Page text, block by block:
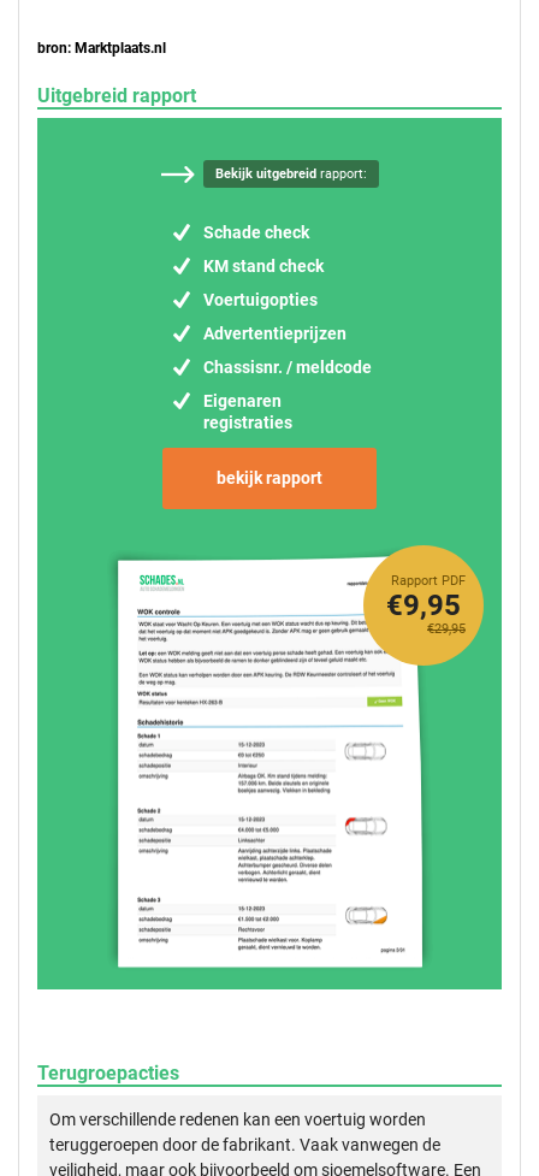
bron: Marktplaats.nl
Uitgebreid rapport
Bekijk uitgebreidrapport:
Schade check
KM stand check
Voertuigopties
Advertentieprijzen
Chassisnr. / meldcode
Eigenaren
registraties
bekijk rapport
Rapport PDF
€29,95
€9,95
Terugroepacties
Om verschillende redenen kan een voertuig worden
teruggeroepen door de fabrikant. Vaak vanwegen de
veiligheid, maar ook bijvoorbeeld om sjoemelsoftware. Een